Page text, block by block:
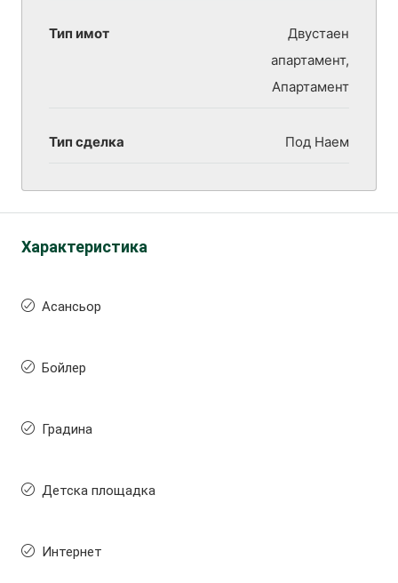
Тип имот
Двустаен
апартамент,
Апартамент
Тип сделка Под Наем
Характеристика
Асансьор
Бойлер
Градина
Детска площадка
Интернет